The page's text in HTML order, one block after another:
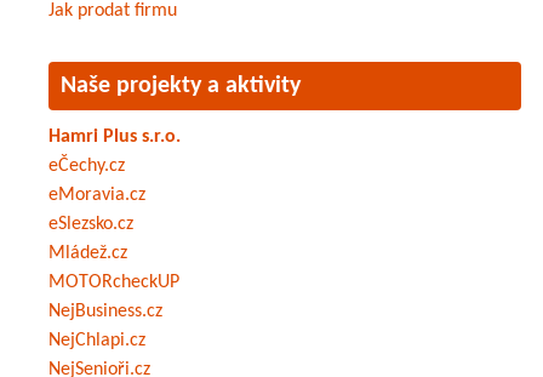
Jak prodat firmu
Naše projekty a aktivity
Hamri Plus s.r.o.
eČechy.cz
eMoravia.cz
eSlezsko.cz
Mládež.cz
MOTORcheckUP
NejBusiness.cz
NejChlapi.cz
NejSenioři.cz